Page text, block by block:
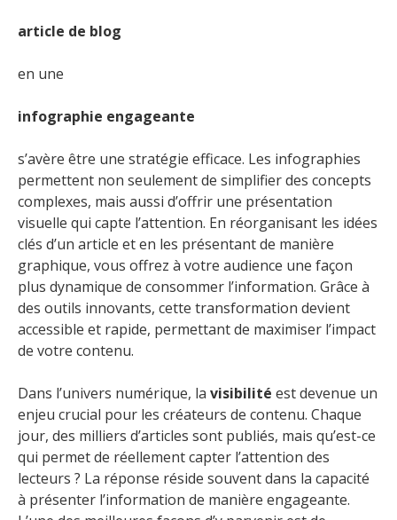
article de blog
en une
infographie engageante
s’avère être une stratégie efficace. Les infographies
permettent non seulement de simplifier des concepts
complexes, mais aussi d’offrir une présentation
visuelle qui capte l’attention. En réorganisant les idées
clés d’un article et en les présentant de manière
graphique, vous offrez à votre audience une façon
plus dynamique de consommer l’information. Grâce à
des outils innovants, cette transformation devient
accessible et rapide, permettant de maximiser l’impact
de votre contenu.
Dans l’univers numérique, la visibilité est devenue un
enjeu crucial pour les créateurs de contenu. Chaque
jour, des milliers d’articles sont publiés, mais qu’est-ce
qui permet de réellement capter l’attention des
lecteurs ? La réponse réside souvent dans la capacité
à présenter l’information de manière engageante.